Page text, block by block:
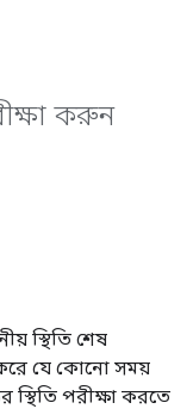
করুন
স্থিতি শেষ
করে যে কোনো সময়
পরীক্ষা করতে